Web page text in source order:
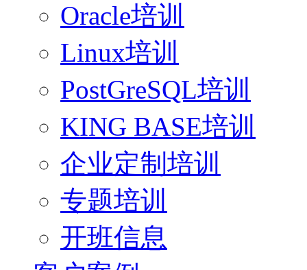
Oracle培训
Linux培训
PostGreSQL培训
KING BASE培训
企业定制培训
专题培训
开班信息